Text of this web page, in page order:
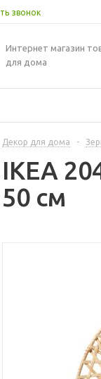
звонок
Интернет магазин
для дома
Декор для дома -
IKEA
50 см